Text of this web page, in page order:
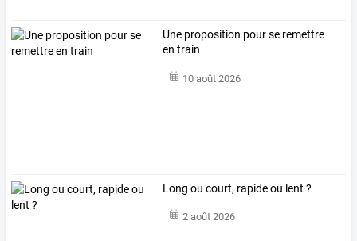
Une proposition pour se remettre
en train
10 août 2026
Long ou court, rapide ou lent ?
2 août 2026